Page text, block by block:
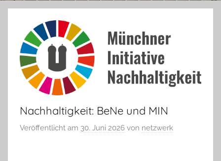
Nachhaltigkeit: BeNe und MIN
Veröffentlicht am 30. Juni 2026 von netzwerk